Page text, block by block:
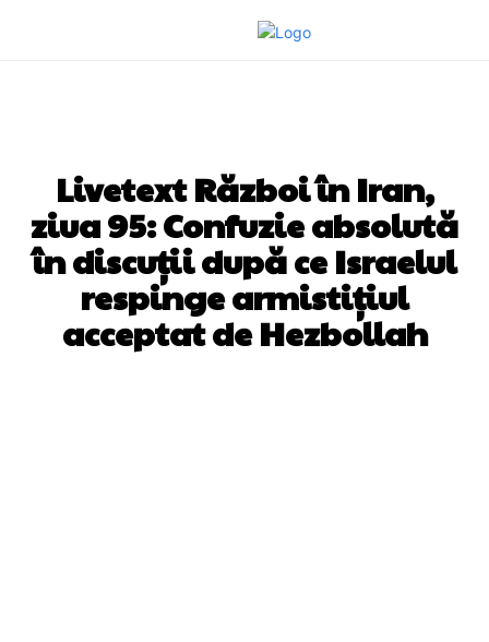
Livetext Război în Iran,
ziua 95: Confuzie absolută
în discuții după ce Israelul
respinge armistițiul
acceptat de Hezbollah